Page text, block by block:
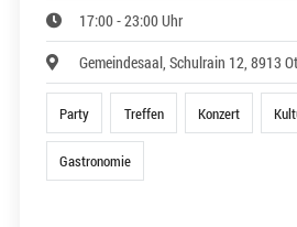
17:00 - 23:00 Uhr
Gemeindesaal, Schulrain 12, 8913
Party Treffen Konzert
Gastronomie